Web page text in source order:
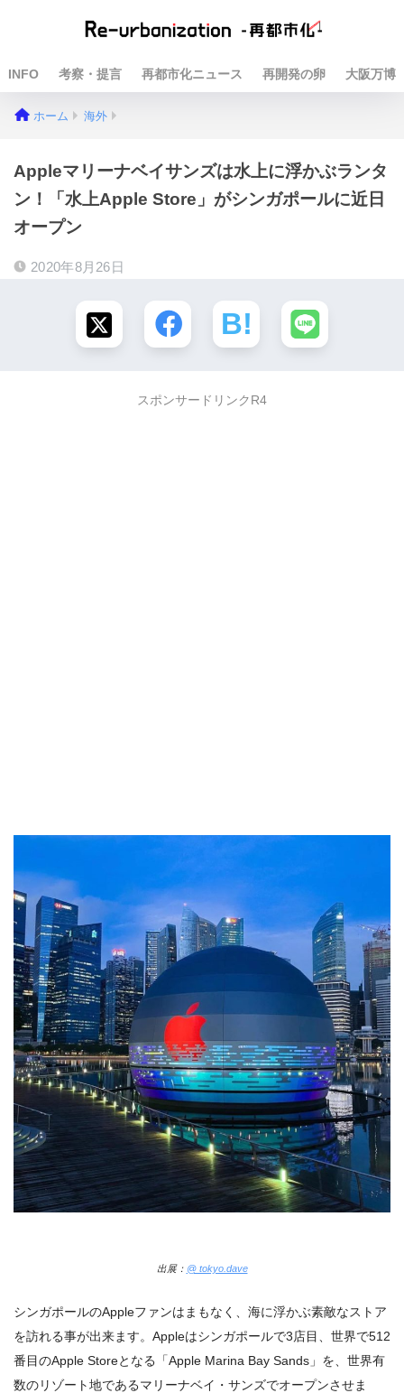
INFO 考察・提言 再都市化ニュース 再開発の卵 大阪万博
ホーム 海外
Appleマリーナベイサンズは水上に浮かぶランタ
ン！「水上Apple Store」がシンガポールに近日
オープン
2020年8月26日
スポンサードリンクR4
出展： @ tokyo.dave
シンガポールのAppleファンはまもなく、海に浮かぶ素敵なストア
を訪れる事が出来ます。Appleはシンガポールで3店目、世界で512
番目のApple Storeとなる「Apple Marina Bay Sands 」を、世界有
数のリゾート地であるマリーナベイ・サンズでオープンさせま